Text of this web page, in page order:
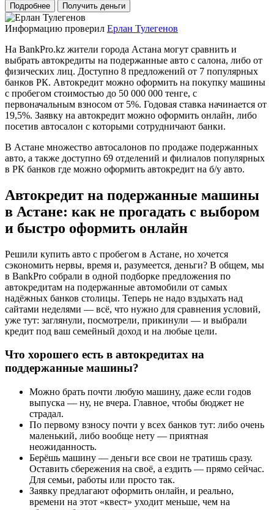
Подробнее Получить деньги
Информацию проверил Ерлан Тулегенов
На BankPro.kz жители города Астана могут сравнить и
выбрать автокредиты на подержанные авто с салона, либо от
физических лиц. Доступно 8 предложений от 7 популярных
банков РК. Автокредит можно оформить на покупку машины
с пробегом стоимостью до 50 000 000 тенге, с
первоначальным взносом от 5%. Годовая ставка начинается от
19,5%. Заявку на автокредит можно оформить онлайн, либо
посетив автосалон с которыми сотрудничают банки.
В Астане множество автосалонов по продаже подержанных
авто, а также доступно 69 отделений и филиалов популярных
в РК банков где можно оформить автокредит на б/у авто.
Автокредит на подержанные машины
в Астане: как не прогадать с выбором
и быстро оформить онлайн
Решили купить авто с пробегом в Астане, но хочется
сэкономить нервы, время и, разумеется, деньги? В общем, мы
в BankPro собрали в одной подборке предложения по
автокредитам на подержанные автомобили от самых
надёжных банков столицы. Теперь не надо вздыхать над
сайтами неделями — всё, что нужно для сравнения условий,
уже тут: заглянули, посмотрели, прикинули — и выбрали
кредит под ваш семейный доход и на любые цели.
Что хорошего есть в автокредитах на
поддержанные машины?
Можно брать почти любую машину, даже если годов
выпуска — ну, не вчера. Главное, чтобы бюджет не
страдал.
По первому взносу почти у всех банков тут: либо очень
маленький, либо вообще нету — приятная
неожиданность.
Берёшь машину — деньги все свои не тратишь сразу.
Оставить сбережения на своё, а ездить — прямо сейчас.
Для семьи, работы или просто так.
Заявку предлагают оформить онлайн, и реально,
времени на этот «квест» уходит меньше, чем на